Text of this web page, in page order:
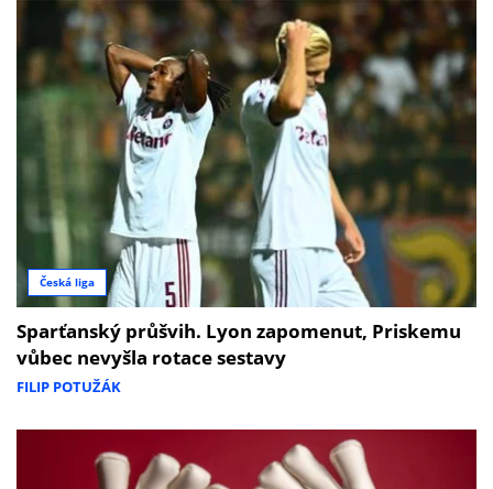
Česká liga
Sparťanský průšvih. Lyon zapomenut, Priskemu
vůbec nevyšla rotace sestavy
FILIP POTUŽÁK